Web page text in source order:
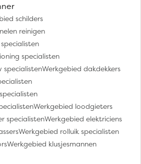
schilders
reinigen
specialisten
specialistenWerkgebied dakdekkers
Werkgebied loodgieters
specialistenWerkgebied elektriciens
Werkgebied rolluik specialisten
Werkgebied klusjesmannen